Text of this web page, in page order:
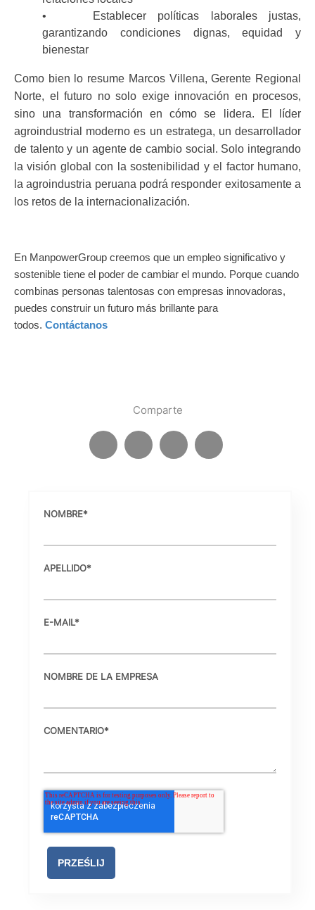
• Establecer políticas laborales justas,
garantizando condiciones dignas, equidad y
bienestar
Como bien lo resume Marcos Villena, Gerente Regional
Norte, el futuro no solo exige innovación en procesos,
sino una transformación en cómo se lidera. El líder
agroindustrial moderno es un estratega, un desarrollador
de talento y un agente de cambio social. Solo integrando
la visión global con la sostenibilidad y el factor humano,
la agroindustria peruana podrá responder exitosamente a
los retos de la internacionalización.
En ManpowerGroup creemos que un empleo significativo y
sostenible tiene el poder de cambiar el mundo. Porque cuando
combinas personas talentosas con empresas innovadoras,
puedes construir un futuro más brillante para
todos. Contáctanos
Comparte
NOMBRE*
APELLIDO*
E-MAIL*
NOMBRE DE LA EMPRESA
COMENTARIO*